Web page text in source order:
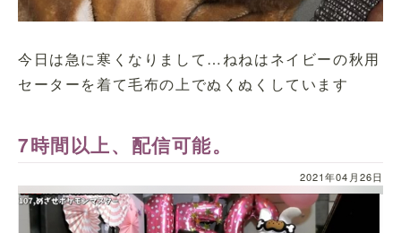
今日は急に寒くなりまして…ねねはネイビーの秋用
セーターを着て毛布の上でぬくぬくしています
7時間以上、配信可能。
2021年04月26日